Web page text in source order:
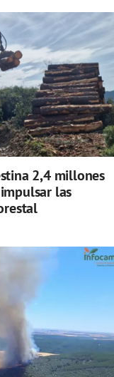
2,4 millones
las